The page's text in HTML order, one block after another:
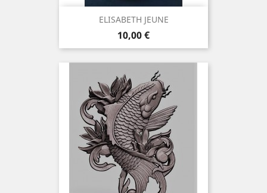
ELISABETH JEUNE
Preis
10,00 €